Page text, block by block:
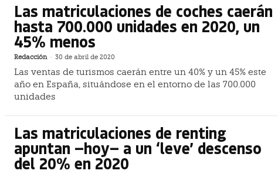
Las matriculaciones de coches caerán
hasta 700.000 unidades en 2020, un
45% menos
Redacción - 30 de abril de 2020
Las ventas de turismos caerán entre un 40% y un 45% este
año en España, situándose en el entorno de las 700.000
unidades
Las matriculaciones de renting
apuntan —hoy— a un ‘leve’ descenso
del 20% en 2020